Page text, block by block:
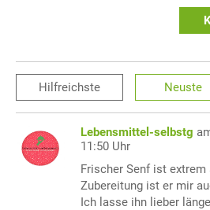
Hilfreichste Neuste
Lebensmittel-selbstg
11:50 Uhr
Frischer Senf ist extrem
Zubereitung ist er mir
Ich lasse ihn lieber